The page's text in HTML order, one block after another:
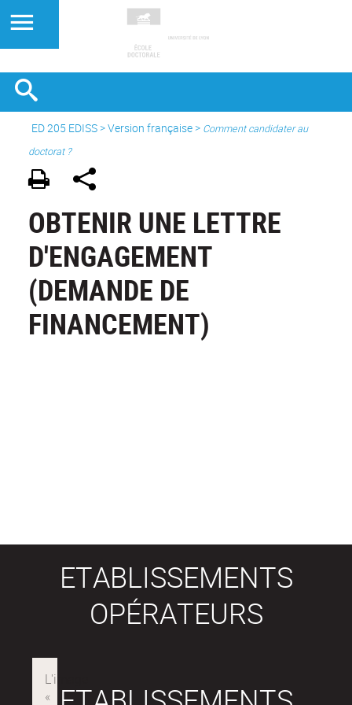
ED 205 EDISS>Version française> Comment candidater au
doctorat ?
OBTENIR UNE LETTRE
D'ENGAGEMENT
(DEMANDE DE
FINANCEMENT)
ETABLISSEMENTS
OPÉRATEURS